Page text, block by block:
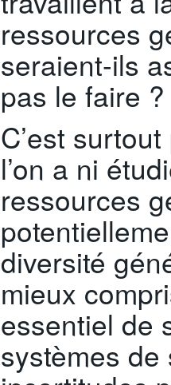
ressources
seraient-ils
pas le faire ?
C’est
l’on a ni
ressources
diversité
mieux
essentiel de
systèmes de